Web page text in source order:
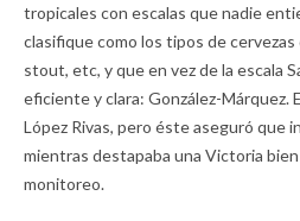
tropicales con escalas que nadie
clasifique como los tipos de
stout, etc, y que en vez de la escala
eficiente y clara: González-Márquez.
López Rivas, pero éste aseguró que
mientras destapaba una Victoria
monitoreo.